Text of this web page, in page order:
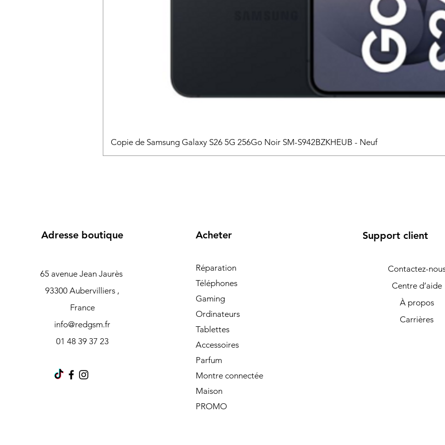
Copie de Samsung Galaxy S26 5G 256Go Noir SM-S942BZKHEUB - Neuf
Adresse boutique
65 avenue Jean Jaurès
93300 Aubervilliers ,
France
info@redgsm.fr
01 48 39 37 23
Acheter
Réparation
Téléphones
Gaming
Ordinateurs
Tablettes
Accessoires
Parfum
Montre connectée
Maison
PROMO
Support client
Contactez-
Centre d’aide
À propos
Carrières